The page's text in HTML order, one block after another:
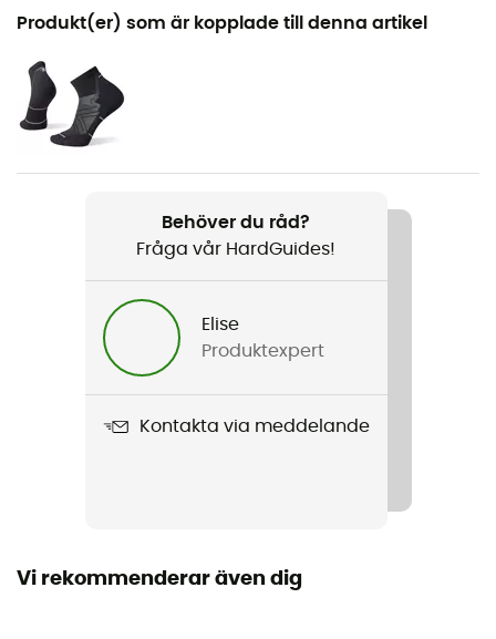
Rekommenderad för
Nordic Walking / Trailrunning / Löpning
Kön
Herr / Dam
Produktnamn
Produkt(er) som är kopplade till denna artikel
Behöver du råd?
Fråga vår HardGuides!
Elise
Produktexpert
Kontakta via meddelande
Vi rekommenderar även dig